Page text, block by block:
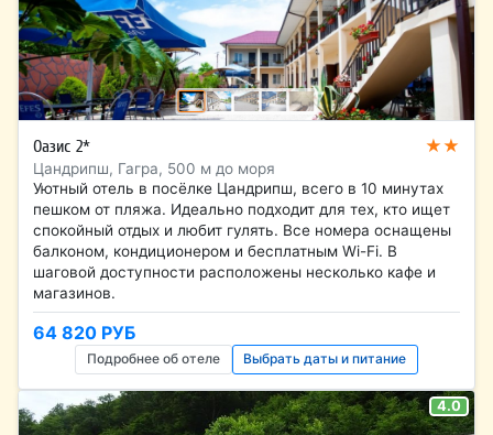
Оазис 2* ★★
Цандрипш, Гагра, 500 м до моря
Уютный отель в посёлке Цандрипш, всего в 10 минутах
пешком от пляжа. Идеально подходит для тех, кто ищет
спокойный отдых и любит гулять. Все номера оснащены
балконом, кондиционером и бесплатным Wi-Fi. В
шаговой доступности расположены несколько кафе и
магазинов.
64 820 РУБ
Подробнее об отеле Выбрать даты и питание
4.0